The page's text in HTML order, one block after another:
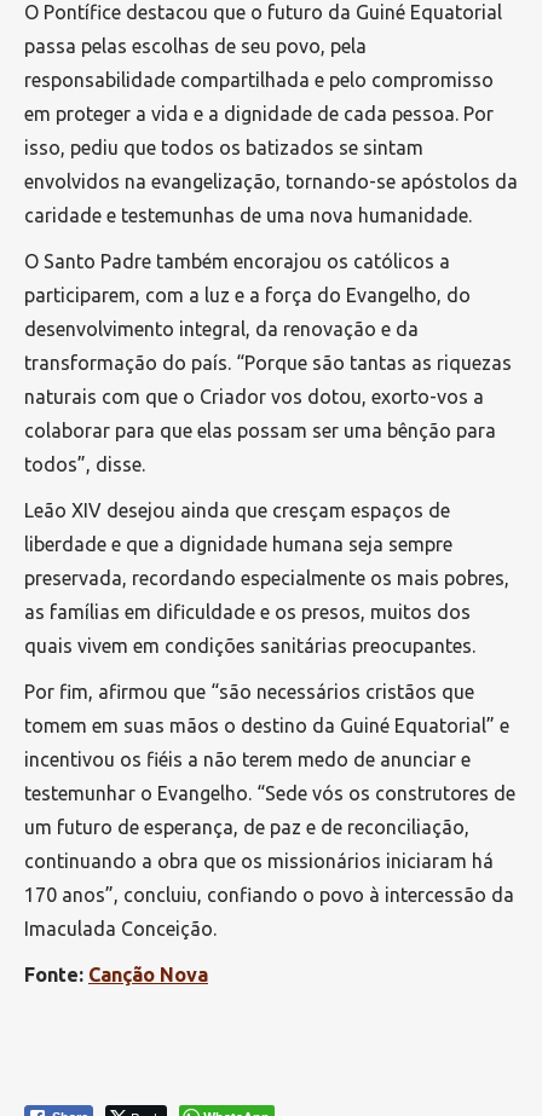
O Pontífice destacou que o futuro da Guiné Equatorial
passa pelas escolhas de seu povo, pela
responsabilidade compartilhada e pelo compromisso
em proteger a vida e a dignidade de cada pessoa. Por
isso, pediu que todos os batizados se sintam
envolvidos na evangelização, tornando-se apóstolos da
caridade e testemunhas de uma nova humanidade.
O Santo Padre também encorajou os católicos a
participarem, com a luz e a força do Evangelho, do
desenvolvimento integral, da renovação e da
transformação do país. “Porque são tantas as riquezas
naturais com que o Criador vos dotou, exorto-vos a
colaborar para que elas possam ser uma bênção para
todos”, disse.
Leão XIV desejou ainda que cresçam espaços de
liberdade e que a dignidade humana seja sempre
preservada, recordando especialmente os mais pobres,
as famílias em dificuldade e os presos, muitos dos
quais vivem em condições sanitárias preocupantes.
Por fim, afirmou que “são necessários cristãos que
tomem em suas mãos o destino da Guiné Equatorial” e
incentivou os fiéis a não terem medo de anunciar e
testemunhar o Evangelho. “Sede vós os construtores de
um futuro de esperança, de paz e de reconciliação,
continuando a obra que os missionários iniciaram há
170 anos”, concluiu, confiando o povo à intercessão da
Imaculada Conceição.
Fonte: Canção Nova